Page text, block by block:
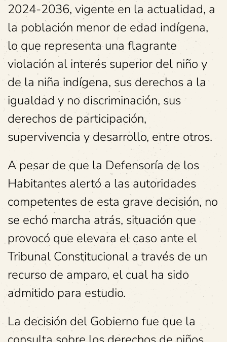
2024-2036, vigente en la actualidad, a
la población menor de edad indígena,
lo que representa una flagrante
violación al interés superior del niño y
de la niña indígena, sus derechos a la
igualdad y no discriminación, sus
derechos de participación,
supervivencia y desarrollo, entre otros.
A pesar de que la Defensoría de los
Habitantes alertó a las autoridades
competentes de esta grave decisión, no
se echó marcha atrás, situación que
provocó que elevara el caso ante el
Tribunal Constitucional a través de un
recurso de amparo, el cual ha sido
admitido para estudio.
La decisión del Gobierno fue que la